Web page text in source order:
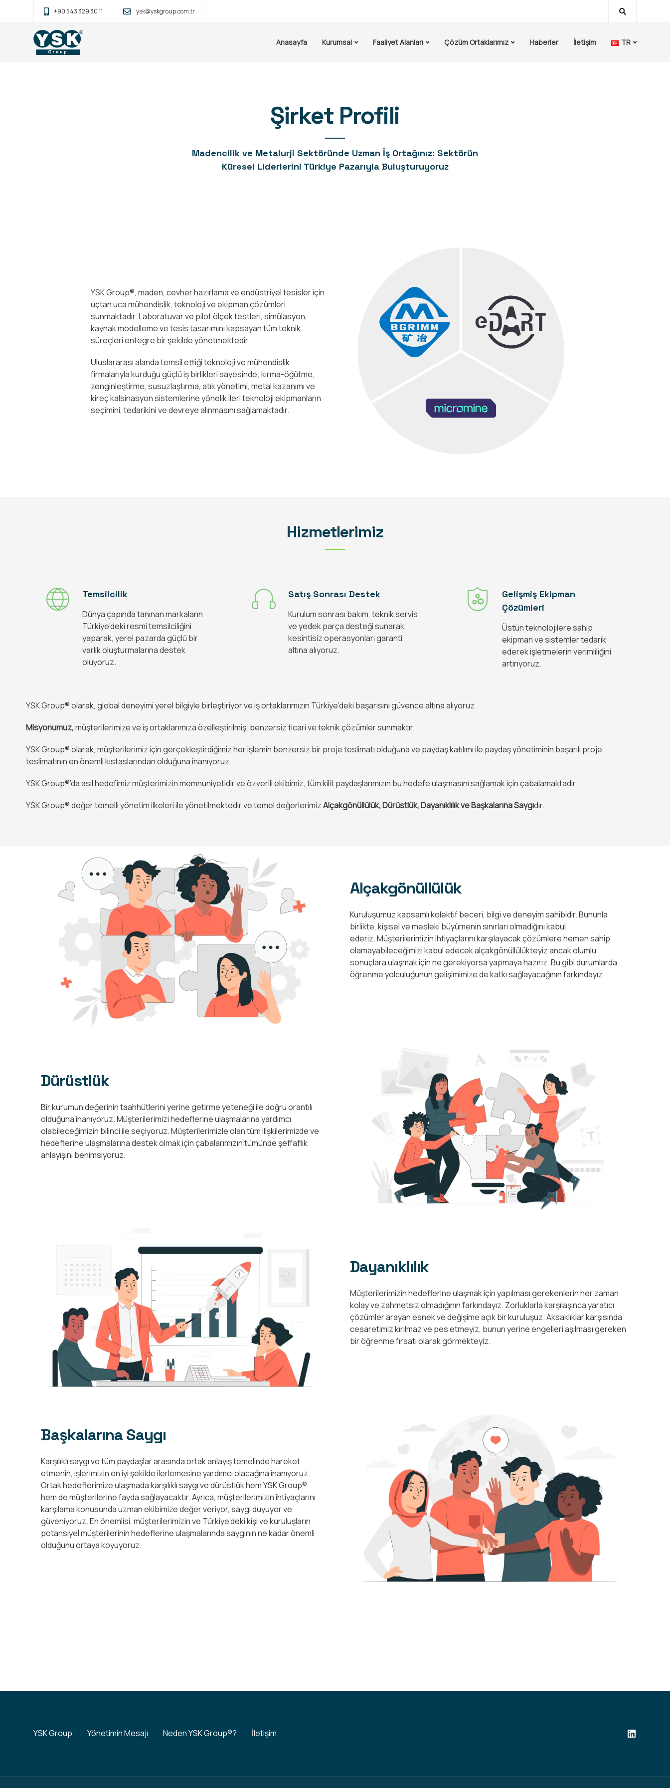
+90 543 329 30 11 ysk@yskgroup.com.tr
Anasayfa Kurumsal Faaliyet Alanları Çözüm Ortaklarımız Haberler İletişim TR
Şirket Profili
Madencilik ve Metalurji Sektöründe Uzman İş Ortağınız: Sektörün
Küresel Liderlerini Türkiye Pazarıyla Buluşturuyoruz
YSK Group®️, maden, cevher hazırlama ve endüstriyel tesisler için
uçtan uca mühendislik, teknoloji ve ekipman çözümleri
sunmaktadır. Laboratuvar ve pilot ölçek testleri, simülasyon,
kaynak modelleme ve tesis tasarımını kapsayan tüm teknik
süreçleri entegre bir şekilde yönetmektedir.
Uluslararası alanda temsil ettiği teknoloji ve mühendislik
firmalarıyla kurduğu güçlü iş birlikleri sayesinde; kırma-öğütme,
zenginleştirme, susuzlaştırma, atık yönetimi, metal kazanımı ve
kireç kalsinasyon sistemlerine yönelik ileri teknoloji ekipmanların
seçimini, tedarikini ve devreye alınmasını sağlamaktadır.
Hizmetlerimiz
Temsilcilik
Dünya çapında tanınan markaların
Türkiye’deki resmi temsilciliğini
yaparak, yerel pazarda güçlü bir
varlık oluşturmalarına destek
oluyoruz.
Satış Sonrası Destek
Kurulum sonrası bakım, teknik servis
ve yedek parça desteği sunarak,
kesintisiz operasyonları garanti
altına alıyoruz.
Gelişmiş Ekipman
Çözümleri
Üstün teknolojilere sahip
ekipman ve sistemler tedarik
ederek işletmelerin verimliliğini
artırıyoruz.
YSK Group® olarak, global deneyimi yerel bilgiyle birleştiriyor ve iş ortaklarımızın Türkiye’deki başarısını güvence altına alıyoruz.
Misyonumuz,müşterilerimize ve iş ortaklarımıza özelleştirilmiş, benzersiz ticari ve teknik çözümler sunmaktır.
YSK Group® olarak, müşterilerimiz için gerçekleştirdiğimiz her işlemin benzersiz bir proje teslimatı olduğuna ve paydaş katılımı ile paydaş yönetiminin başarılı proje
teslimatının en önemli kıstaslarından olduğuna inanıyoruz.
YSK Group®’da asıl hedefimiz müşterimizin memnuniyetidir ve özverili ekibimiz, tüm kilit paydaşlarımızın bu hedefe ulaşmasını sağlamak için çabalamaktadır.
YSK Group® değer temelli yönetim ilkeleri ile yönetilmektedir ve temel değerlerimizAlçakgönüllülük, Dürüstlük, Dayanıklılık ve Başkalarına Saygıdır.
Alçakgönüllülük
Kuruluşumuz kapsamlı kolektif beceri, bilgi ve deneyim sahibidir. Bununla
birlikte, kişisel ve mesleki büyümenin sınırları olmadığını kabul
ederiz. Müşterilerimizin ihtiyaçlarını karşılayacak çözümlere hemen sahip
olamayabileceğimizi kabul edecek alçakgönüllülükteyiz ancak olumlu
sonuçlara ulaşmak için ne gerekiyorsa yapmaya hazırız. Bu gibi durumlarda
öğrenme yolculuğunun gelişimimize de katkı sağlayacağının farkındayız.
Dürüstlük
Bir kurumun değerinin taahhütlerini yerine getirme yeteneği ile doğru orantılı
olduğuna inanıyoruz. Müşterilerimizi hedeflerine ulaşmalarına yardımcı
olabileceğimizin bilinci ile seçiyoruz. Müşterilerimizle olan tüm ilişkilerimizde ve
hedeflerine ulaşmalarına destek olmak için çabalarımızın tümünde şeffaflık
anlayışını benimsiyoruz.
Dayanıklılık
Müşterilerimizin hedeflerine ulaşmak için yapılması gerekenlerin her zaman
kolay ve zahmetsiz olmadığının farkındayız. Zorluklarla karşılaşınca yaratıcı
çözümler arayan esnek ve değişime açık bir kuruluşuz. Aksaklıklar karşısında
cesaretimiz kırılmaz ve pes etmeyiz, bunun yerine engelleri aşılması gereken
bir öğrenme fırsatı olarak görmekteyiz.
Başkalarına Saygı
Karşılıklı saygı ve tüm paydaşlar arasında ortak anlayış temelinde hareket
etmenin, işlerimizin en iyi şekilde ilerlemesine yardımcı olacağına inanıyoruz.
Ortak hedeflerimize ulaşmada karşılıklı saygı ve dürüstlük hem YSK Group®
hem de müşterilerine fayda sağlayacaktır. Ayrıca, müşterilerimizin ihtiyaçlarını
karşılama konusunda uzman ekibimize değer veriyor, saygı duyuyor ve
güveniyoruz. En önemlisi, müşterilerimizin ve Türkiye’deki kişi ve kuruluşların
potansiyel müşterilerinin hedeflerine ulaşmalarında saygının ne kadar önemli
olduğunu ortaya koyuyoruz.
YSK Group Yönetimin Mesajı Neden YSK Group®? İletişim